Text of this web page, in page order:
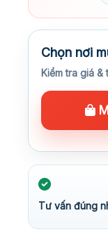
Chọn nơi
Kiểm tra giá
Tư vấn đúng